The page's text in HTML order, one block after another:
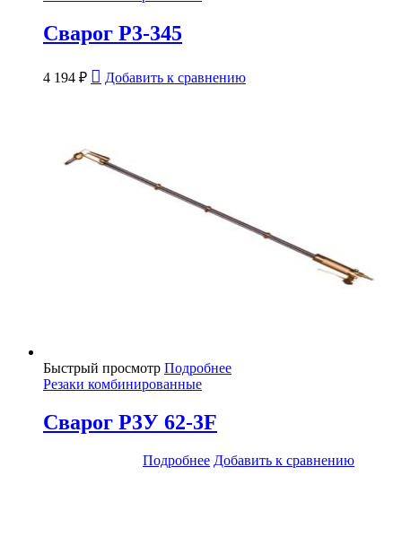
Сварог Р3-345
4 194 ₽ Добавить к сравнению
Быстрый просмотр Подробнее
Резаки комбинированные
Сварог Р3У 62-3F
Подробнее Добавить к сравнению